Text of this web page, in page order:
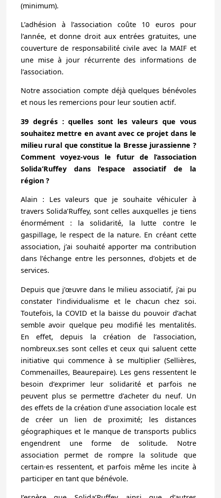
(minimum).
L’adhésion à l’association coûte 10 euros pour
l’année, et donne droit aux entrées gratuites, une
couverture de responsabilité civile avec la MAIF et
une mise à jour récurrente des informations de
l’association.
Notre association compte déjà quelques bénévoles
et nous les remercions pour leur soutien actif.
39 degrés : quelles sont les valeurs que vous
souhaitez mettre en avant avec ce projet dans le
milieu rural que constitue la Bresse jurassienne ?
Comment voyez-vous le futur de l’association
Solida’Ruffey dans l’espace associatif de la
région ?
Alain : Les valeurs que je souhaite véhiculer à
travers Solida’Ruffey, sont celles auxquelles je tiens
énormément : la solidarité, la lutte contre le
gaspillage, le respect de la nature. En créant cette
association, j’ai souhaité apporter ma contribution
dans l’échange entre les personnes, d’objets et de
services.
Depuis que j’œuvre dans le milieu associatif, j’ai pu
constater l’individualisme et le chacun chez soi.
Toutefois, la COVID et la baisse du pouvoir d’achat
semble avoir quelque peu modifié les mentalités.
En effet, depuis la création de l’association,
nombreux.ses sont celles et ceux qui saluent cette
initiative qui commence à se multiplier (Sellières,
Commenailles, Beaurepaire). Les gens ressentent le
besoin d’exprimer leur solidarité et parfois ne
peuvent plus se permettre d’acheter du neuf. Un
des effets de la création d'une association locale est
de créer un lien de proximité; les distances
géographiques et le manque de transports publics
engendrent une forme de solitude. Notre
association permet de rompre la solitude que
certain·es ressentent, et parfois même les incite à
participer en tant que bénévole.